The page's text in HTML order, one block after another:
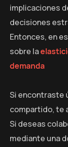
implicaciones
decisiones
Entonces, en
sobre la
demanda
Si encontraste
compartido, te
Si deseas
mediante una